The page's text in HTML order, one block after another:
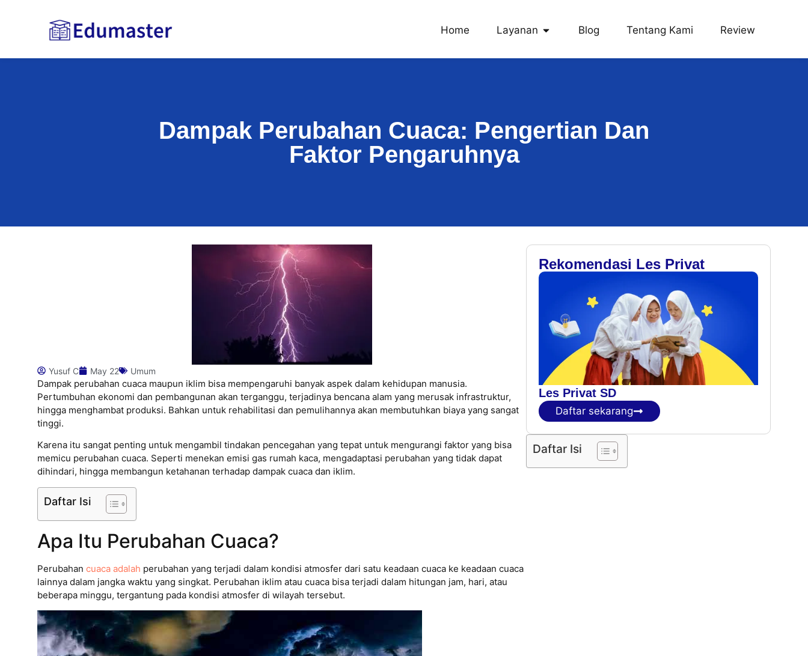
Home Layanan Blog Tentang Kami Review
Dampak Perubahan Cuaca: Pengertian Dan
Faktor Pengaruhnya
Yusuf C May 22 Umum
Dampak perubahan cuaca maupun iklim bisa mempengaruhi banyak aspek dalam kehidupan manusia.
Pertumbuhan ekonomi dan pembangunan akan terganggu, terjadinya bencana alam yang merusak infrastruktur,
hingga menghambat produksi. Bahkan untuk rehabilitasi dan pemulihannya akan membutuhkan biaya yang sangat
tinggi.
Karena itu sangat penting untuk mengambil tindakan pencegahan yang tepat untuk mengurangi faktor yang bisa
memicu perubahan cuaca. Seperti menekan emisi gas rumah kaca, mengadaptasi perubahan yang tidak dapat
dihindari, hingga membangun ketahanan terhadap dampak cuaca dan iklim.
Daftar Isi
Apa Itu Perubahan Cuaca?
Perubahan cuaca adalah perubahan yang terjadi dalam kondisi atmosfer dari satu keadaan cuaca ke keadaan cuaca
lainnya dalam jangka waktu yang singkat. Perubahan iklim atau cuaca bisa terjadi dalam hitungan jam, hari, atau
beberapa minggu, tergantung pada kondisi atmosfer di wilayah tersebut.
Rekomendasi Les Privat
Les Privat SD
Daftar sekarang
Daftar Isi